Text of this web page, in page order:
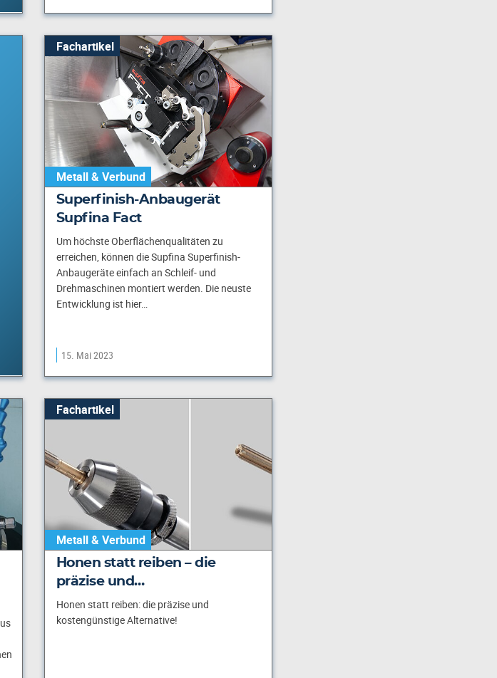
Fachartikel
Metall & Verbund
Superfinish-Anbaugerät
Supfina Fact
Um höchste Oberflächenqualitäten zu
erreichen, können die Supfina Superfinish-
Anbaugeräte einfach an Schleif- und
Drehmaschinen montiert werden. Die neuste
Entwicklung ist hier…
15. Mai 2023
Fachartikel
Metall & Verbund
Honen statt reiben – die
präzise und…
Honen statt reiben: die präzise und
kostengünstige Alternative!